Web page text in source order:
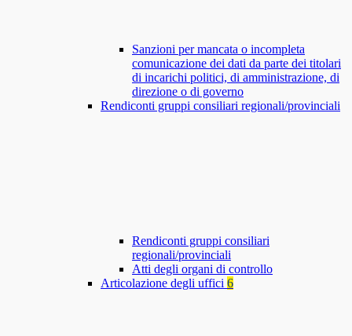
Sanzioni per mancata o incompleta
comunicazione dei dati da parte dei titolari
di incarichi politici, di amministrazione, di
direzione o di governo
Rendiconti gruppi consiliari regionali/provinciali
Rendiconti gruppi consiliari
regionali/provinciali
Atti degli organi di controllo
Articolazione degli uffici 6